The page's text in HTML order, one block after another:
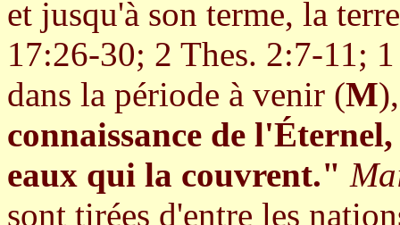
et jusqu'à son terme, la
17:26-30; 2 Thes. 2:7-11;
dans la période à venir (M
connaissance de
eaux qui la couvrent."
sont tirées d'entre les